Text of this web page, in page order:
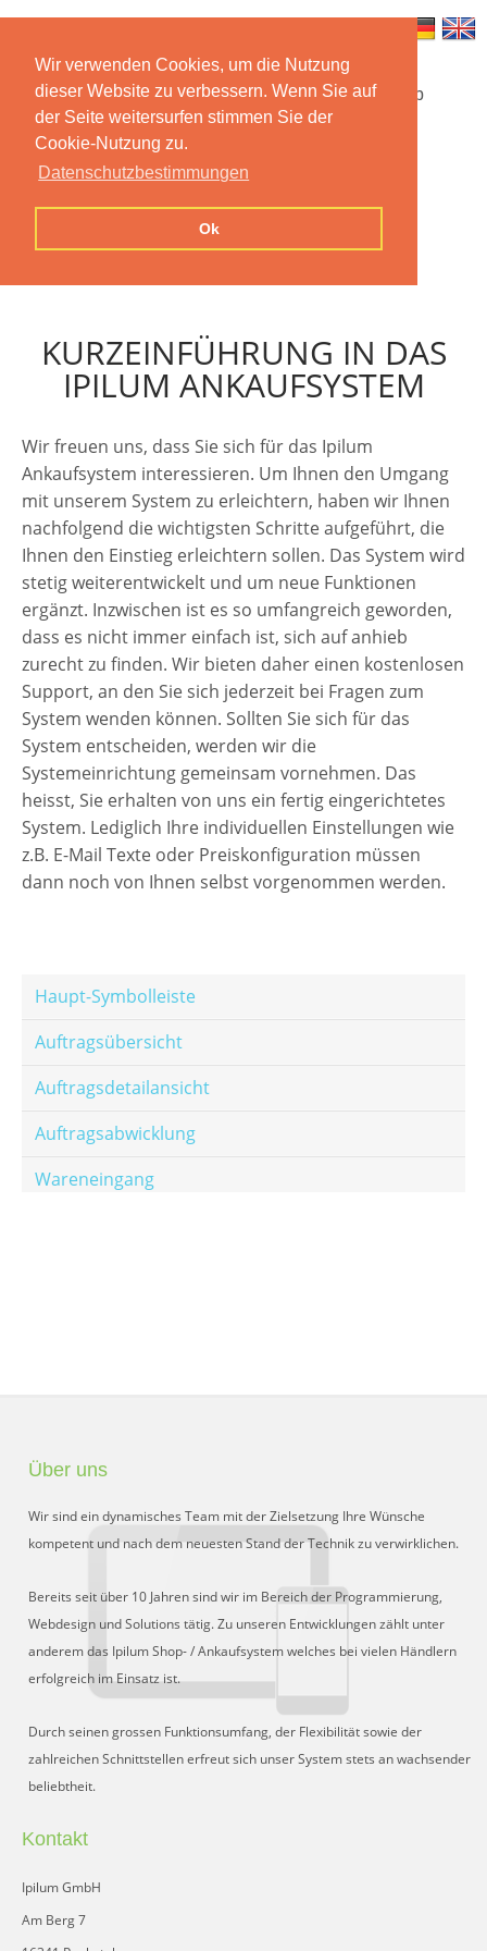
Wir verwenden Cookies, um die Nutzung
dieser Website zu verbessern. Wenn Sie auf
der Seite weitersurfen stimmen Sie der
Cookie-Nutzung zu.
Datenschutzbestimmungen
Ok
Startseite Funktionen Mobile App
Preise
Kontakt Impressum
KURZEINFÜHRUNG IN DAS
IPILUM ANKAUFSYSTEM
Wir freuen uns, dass Sie sich für das Ipilum
Ankaufsystem interessieren. Um Ihnen den Umgang
mit unserem System zu erleichtern, haben wir Ihnen
nachfolgend die wichtigsten Schritte aufgeführt, die
Ihnen den Einstieg erleichtern sollen. Das System wird
stetig weiterentwickelt und um neue Funktionen
ergänzt. Inzwischen ist es so umfangreich geworden,
dass es nicht immer einfach ist, sich auf anhieb
zurecht zu finden. Wir bieten daher einen kostenlosen
Support, an den Sie sich jederzeit bei Fragen zum
System wenden können. Sollten Sie sich für das
System entscheiden, werden wir die
Systemeinrichtung gemeinsam vornehmen. Das
heisst, Sie erhalten von uns ein fertig eingerichtetes
System. Lediglich Ihre individuellen Einstellungen wie
z.B. E-Mail Texte oder Preiskonfiguration müssen
dann noch von Ihnen selbst vorgenommen werden.
Haupt-Symbolleiste
Auftragsübersicht
Auftragsdetailansicht
Auftragsabwicklung
Wareneingang
Sperrliste
Zustands-Abfragen
Wareneingang
Bar-Ankauf
Tagesabschluss
FAQ
Über uns
Wir sind ein dynamisches Team mit der Zielsetzung Ihre Wünsche
kompetent und nach dem neuesten Stand der Technik zu verwirklichen.
Bereits seit über 10 Jahren sind wir im Bereich der Programmierung,
Webdesign und Solutions tätig. Zu unseren Entwicklungen zählt unter
anderem das Ipilum Shop- / Ankaufsystem welches bei vielen Händlern
erfolgreich im Einsatz ist.
Durch seinen grossen Funktionsumfang, der Flexibilität sowie der
zahlreichen Schnittstellen erfreut sich unser System stets an wachsender
beliebtheit.
Kontakt
Ipilum GmbH
Am Berg 7